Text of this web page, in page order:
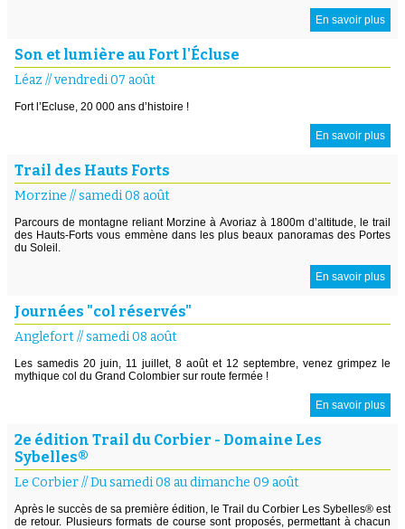
En savoir plus
Son et lumière au Fort l'Écluse
Léaz //vendredi 07 août
Fort l’Ecluse, 20 000 ans d’histoire !
En savoir plus
Trail des Hauts Forts
Morzine //samedi 08 août
Parcours de montagne reliant Morzine à Avoriaz à 1800m d’altitude, le trail
des Hauts-Forts vous emmène dans les plus beaux panoramas des Portes
du Soleil.
En savoir plus
Journées "col réservés"
Anglefort//samedi 08 août
Les samedis 20 juin, 11 juillet, 8 août et 12 septembre, venez grimpez le
mythique col du Grand Colombier sur route fermée !
En savoir plus
2e édition Trail du Corbier - Domaine Les
Sybelles®
Le Corbier//Du samedi 08 au dimanche 09 août
Après le succès de sa première édition, le Trail du Corbier Les Sybelles® est
de retour. Plusieurs formats de course sont proposés, permettant à chacun